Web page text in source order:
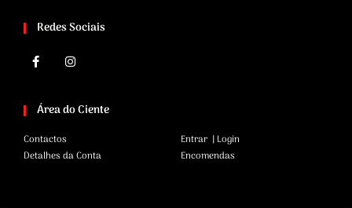
Redes Sociais
Área do Ciente
Contactos
Detalhes da Conta
Entrar | Login
Encomendas